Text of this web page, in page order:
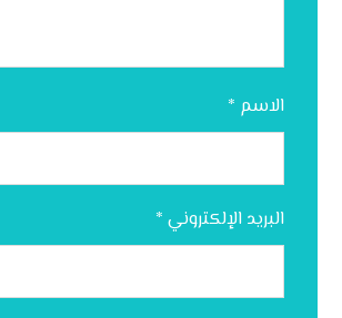
الاسم *
البريد الإلكتروني *